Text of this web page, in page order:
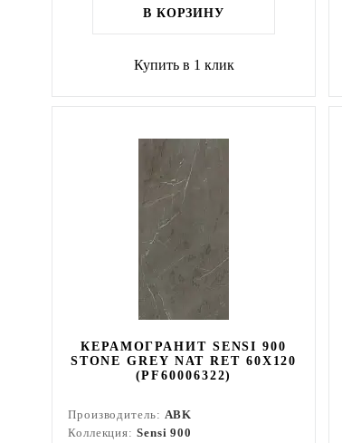
В КОРЗИНУ
Купить в 1 клик
КЕРАМОГРАНИТ SENSI 900
STONE GREY NAT RET 60X120
(PF60006322)
Производитель: ABK
Коллекция: Sensi 900